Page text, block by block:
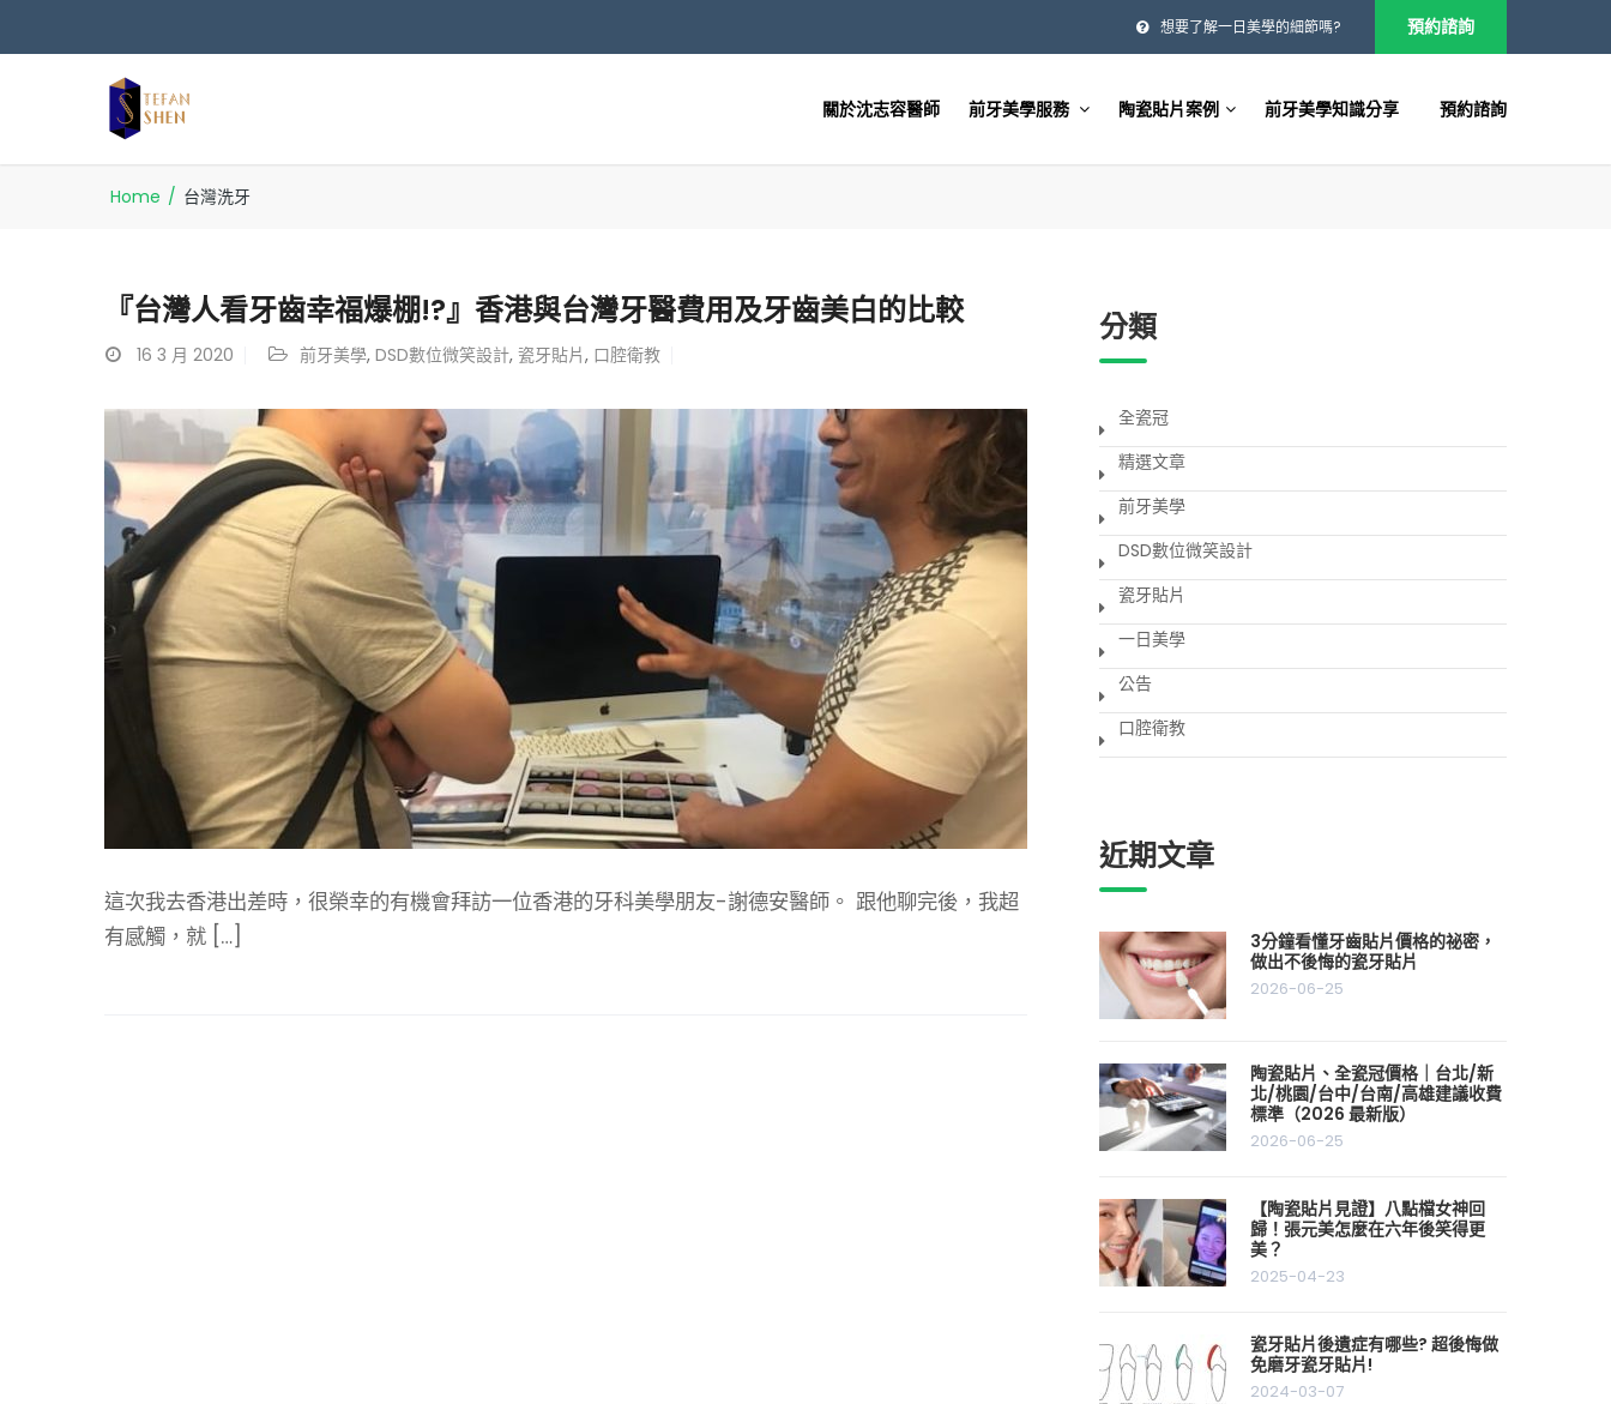
想要了解一日美學的細節嗎? 預約諮詢
關於沈志容醫師 前牙美學服務 陶瓷貼片案例 前牙美學知識分享 預約諮詢
Home / 台灣洗牙
『台灣人看牙齒幸福爆棚!?』香港與台灣牙醫費用及牙齒美白的比較
16 3 月 2020 前牙美學, DSD數位微笑設計, 瓷牙貼片, 口腔衛教
這次我去香港出差時，很榮幸的有機會拜訪一位香港的牙科美學朋友-謝德安醫師。 跟他聊完後，我超
有感觸，就 […]
分類
全瓷冠
精選文章
前牙美學
DSD數位微笑設計
瓷牙貼片
一日美學
公告
口腔衛教
近期文章
3分鐘看懂牙齒貼片價格的祕密，
做出不後悔的瓷牙貼片
2026-06-25
陶瓷貼片、全瓷冠價格｜台北/新
北/桃園/台中/台南/高雄建議收費
標準（2026 最新版）
2026-06-25
【陶瓷貼片見證】八點檔女神回
歸！張元美怎麼在六年後笑得更
美？
2025-04-23
瓷牙貼片後遺症有哪些? 超後悔做
免磨牙瓷牙貼片!
2024-03-07